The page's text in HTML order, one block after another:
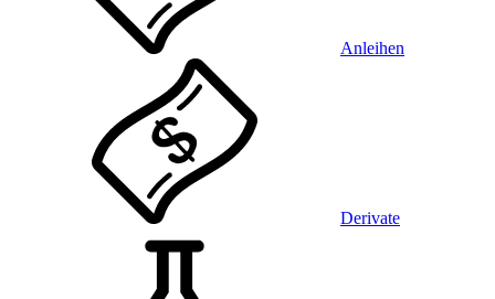
Anleihen
Derivate